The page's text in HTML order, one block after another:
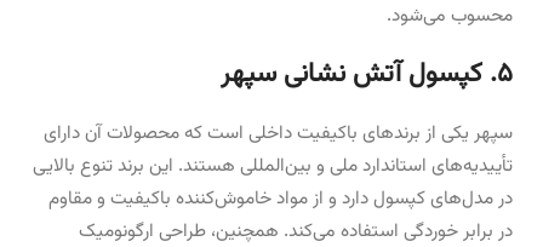
محسوب می‌شود.
۵. کپسول آتش نشانی سپهر
سپهر یکی از برندهای باکیفیت داخلی است که محصولات آن دارای
تأییدیه‌های استاندارد ملی و بین‌المللی هستند. این برند تنوع بالایی
در مدل‌های کپسول دارد و از مواد خاموش‌کننده باکیفیت و مقاوم
در برابر خوردگی استفاده می‌کند. همچنین، طراحی ارگونومیک